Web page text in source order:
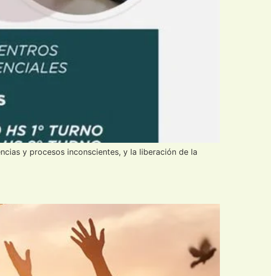
y procesos inconscientes, y la liberación de la